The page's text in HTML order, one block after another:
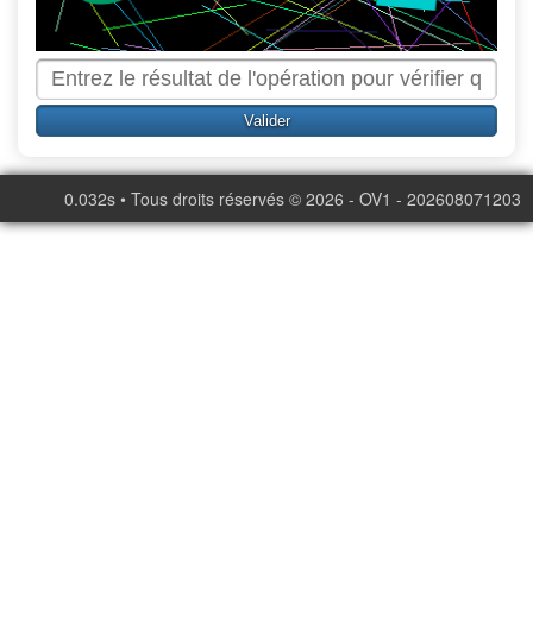
0.032s • Tous droits réservés © 2026 - OV1 - 202608071203